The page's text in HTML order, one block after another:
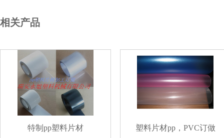
相关产品
特制pp塑料片材 塑料片材pp，PVC订做